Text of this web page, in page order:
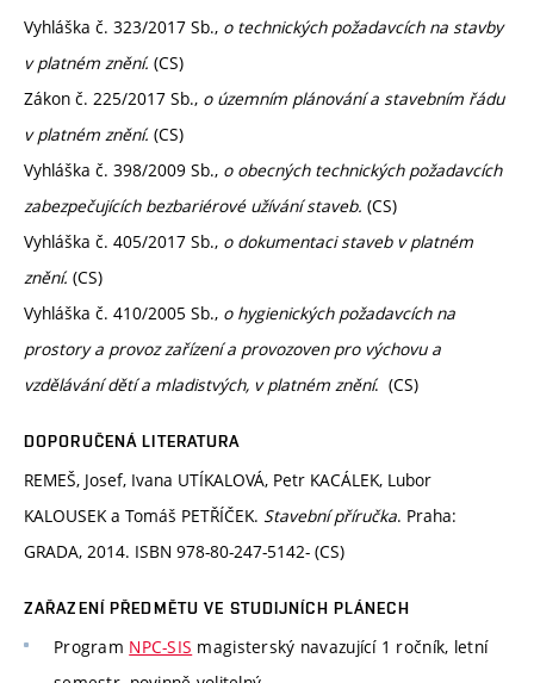
Vyhláška č. 323/2017 Sb., o technických požadavcích na stavby
v platném znění. (CS)
Zákon č. 225/2017 Sb., o územním plánování a stavebním řádu
v platném znění. (CS)
Vyhláška č. 398/2009 Sb., o obecných technických požadavcích
zabezpečujících bezbariérové užívání staveb. (CS)
Vyhláška č. 405/2017 Sb., o dokumentaci staveb v platném
znění. (CS)
Vyhláška č. 410/2005 Sb., o hygienických požadavcích na
prostory a provoz zařízení a provozoven pro výchovu a
vzdělávání dětí a mladistvých, v platném znění. (CS)
DOPORUČENÁ LITERATURA
REMEŠ, Josef, Ivana UTÍKALOVÁ, Petr KACÁLEK, Lubor
KALOUSEK a Tomáš PETŘÍČEK. Stavební příručka. Praha:
GRADA, 2014. ISBN 978-80-247-5142- (CS)
ZAŘAZENÍ PŘEDMĚTU VE STUDIJNÍCH PLÁNECH
Program NPC-SIS magisterský navazující 1 ročník, letní